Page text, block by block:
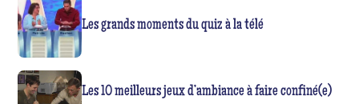
Les grands moments du quiz à la télé
Les 10 meilleurs jeux d’ambiance à faire confiné(e)